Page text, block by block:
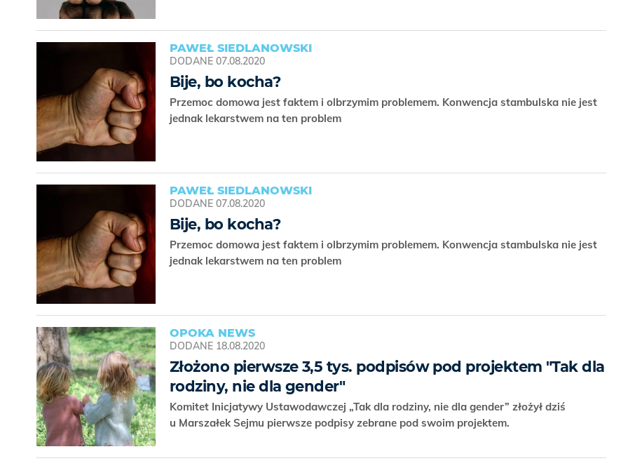
PAWEŁ SIEDLANOWSKI
DODANE 07.08.2020
Bije, bo kocha?
Przemoc domowa jest faktem i olbrzymim problemem. Konwencja stambulska nie jest
jednak lekarstwem na ten problem
PAWEŁ SIEDLANOWSKI
DODANE 07.08.2020
Bije, bo kocha?
Przemoc domowa jest faktem i olbrzymim problemem. Konwencja stambulska nie jest
jednak lekarstwem na ten problem
OPOKA NEWS
DODANE 18.08.2020
Złożono pierwsze 3,5 tys. podpisów pod projektem "Tak dla
rodziny, nie dla gender"
Komitet Inicjatywy Ustawodawczej „Tak dla rodziny, nie dla gender” złożył dziś
u Marszałek Sejmu pierwsze podpisy zebrane pod swoim projektem.